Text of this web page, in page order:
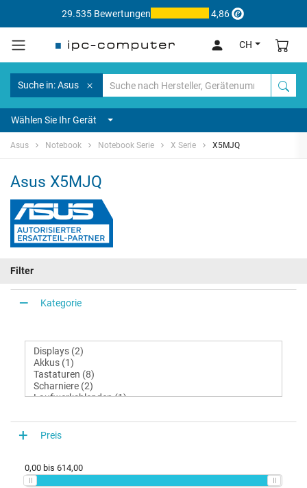
29.535 Bewertungen 4,86
CH
Suche in: Asus
Wählen Sie Ihr Gerät
Asus Notebook Notebook Serie X Serie X5MJQ
Asus X5MJQ
Filter
Kategorie
Preis
0,00 bis 614,00